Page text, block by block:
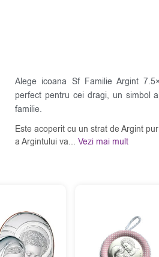
Alege icoana Sf Familie Argint
perfect pentru cei dragi, un simbol
familie.
Este acoperit cu un strat de Argint
a Argintului va...Vezi mai mult